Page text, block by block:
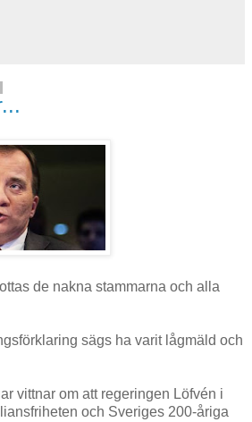
de nakna stammarna och alla
sägs ha varit lågmäld och
vittnar om att regeringen Löfvén i
och Sveriges 200-åriga